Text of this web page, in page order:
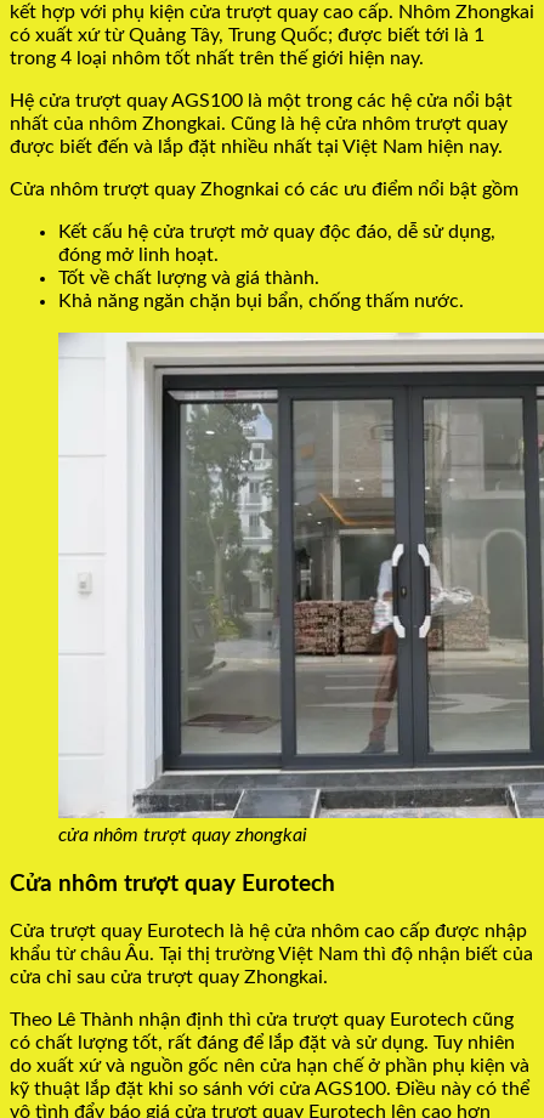
kết hợp với phụ kiện cửa trượt quay cao cấp. Nhôm Zhongkai
có xuất xứ từ Quảng Tây, Trung Quốc; được biết tới là 1
trong 4 loại nhôm tốt nhất trên thế giới hiện nay.
Hệ cửa trượt quay AGS100 là một trong các hệ cửa nổi bật
nhất của nhôm Zhongkai. Cũng là hệ cửa nhôm trượt quay
được biết đến và lắp đặt nhiều nhất tại Việt Nam hiện nay.
Cửa nhôm trượt quay Zhognkai có các ưu điểm nổi bật gồm
Kết cấu hệ cửa trượt mở quay độc đáo, dễ sử dụng,
đóng mở linh hoạt.
Tốt về chất lượng và giá thành.
Khả năng ngăn chặn bụi bẩn, chống thấm nước.
cửa nhôm trượt quay zhongkai
Cửa nhôm trượt quay Eurotech
Cửa trượt quay Eurotech là hệ cửa nhôm cao cấp được nhập
khẩu từ châu Âu. Tại thị trường Việt Nam thì độ nhận biết của
cửa chỉ sau cửa trượt quay Zhongkai.
Theo Lê Thành nhận định thì cửa trượt quay Eurotech cũng
có chất lượng tốt, rất đáng để lắp đặt và sử dụng. Tuy nhiên
do xuất xứ và nguồn gốc nên cửa hạn chế ở phần phụ kiện và
kỹ thuật lắp đặt khi so sánh với cửa AGS100. Điều này có thể
vô tình đẩy báo giá cửa trượt quay Eurotech lên cao hơn